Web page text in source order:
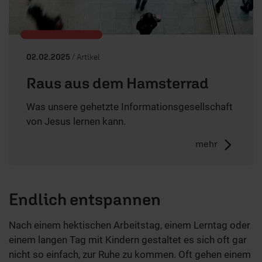
02.02.2025 / Artikel
Raus aus dem Hamsterrad
Was unsere gehetzte Informationsgesellschaft
von Jesus lernen kann.
mehr
Endlich entspannen
Nach einem hektischen Arbeitstag, einem Lerntag oder
einem langen Tag mit Kindern gestaltet es sich oft gar
nicht so einfach, zur Ruhe zu kommen. Oft gehen einem